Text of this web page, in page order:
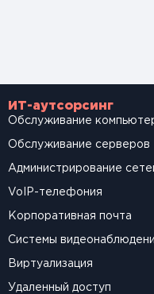
ИТ-аутсорсинг
Обслуживание
Обслуживание серверов
Администрирование
VoIP-телефония
Корпоративная почта
Системы
Виртуализация
Удаленный доступ